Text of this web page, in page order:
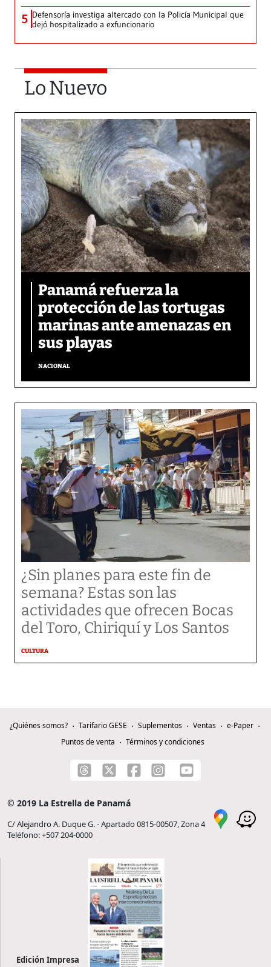
5 Defensoría investiga altercado con la Policía Municipal que
dejó hospitalizado a exfuncionario
Lo Nuevo
Panamá refuerza la
protección de las tortugas
marinas ante amenazas en
sus playas
NACIONAL
¿Sin planes para este fin de
semana? Estas son las
actividades que ofrecen Bocas
del Toro, Chiriquí y Los Santos
CULTURA
¿Quiénes somos? Tarifario GESE Suplementos Ventas
e-Paper
Puntos de venta
Términos y condiciones
© 2019 La Estrella de Panamá
C/ Alejandro A. Duque G. - Apartado 0815-00507, Zona 4
Teléfono: +507 204-0000
Edición Impresa